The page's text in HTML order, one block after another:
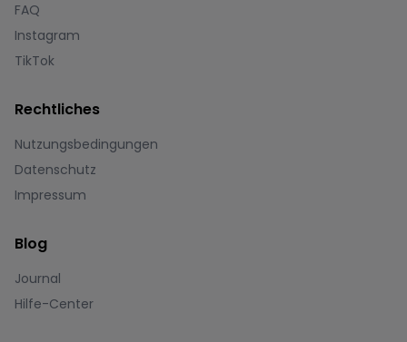
FAQ
Instagram
TikTok
Rechtliches
Nutzungsbedingungen
Datenschutz
Impressum
Blog
Journal
Hilfe-Center